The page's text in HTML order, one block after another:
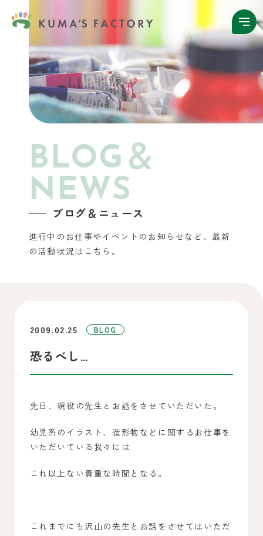
BLOG＆
NEWS
ブログ＆ニュース
進行中のお仕事やイベントのお知らせなど、 最新
の活動状況はこちら。
2009.02.25 BLOG
恐るべし…
先日、現役の先生とお話をさせていただいた。
幼児系のイラスト、造形物などに関するお仕事を
いただいている我々には
これ以上ない貴重な時間となる。
これまでにも沢山の先生とお話をさせてはいただ